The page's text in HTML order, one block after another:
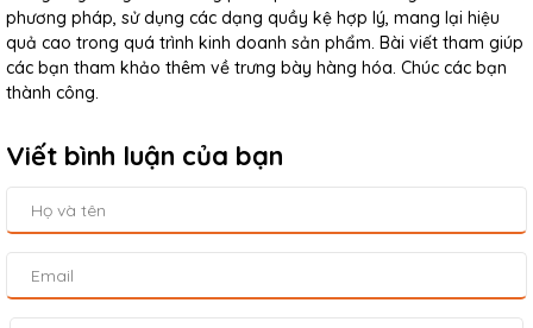
phương pháp, sử dụng các dạng quầy kệ hợp lý, mang lại hiệu
quả cao trong quá trình kinh doanh sản phẩm. Bài viết tham giúp
các bạn tham khảo thêm về trưng bày hàng hóa. Chúc các bạn
thành công.
Viết bình luận của bạn